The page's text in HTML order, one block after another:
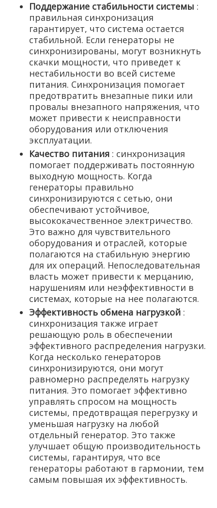
Поддержание стабильности системы :
правильная синхронизация
гарантирует, что система остается
стабильной. Если генераторы не
синхронизированы, могут возникнуть
скачки мощности, что приведет к
нестабильности во всей системе
питания. Синхронизация помогает
предотвратить внезапные пики или
провалы внезапного напряжения, что
может привести к неисправности
оборудования или отключения
эксплуатации.
Качество питания : синхронизация
помогает поддерживать постоянную
выходную мощность. Когда
генераторы правильно
синхронизируются с сетью, они
обеспечивают устойчивое,
высококачественное электричество.
Это важно для чувствительного
оборудования и отраслей, которые
полагаются на стабильную энергию
для их операций. Непоследовательная
власть может привести к мерцанию,
нарушениям или неэффективности в
системах, которые на нее полагаются.
Эффективность обмена нагрузкой :
синхронизация также играет
решающую роль в обеспечении
эффективного распределения нагрузки.
Когда несколько генераторов
синхронизируются, они могут
равномерно распределять нагрузку
питания. Это помогает эффективно
управлять спросом на мощность
системы, предотвращая перегрузку и
уменьшая нагрузку на любой
отдельный генератор. Это также
улучшает общую производительность
системы, гарантируя, что все
генераторы работают в гармонии, тем
самым повышая их эффективность.